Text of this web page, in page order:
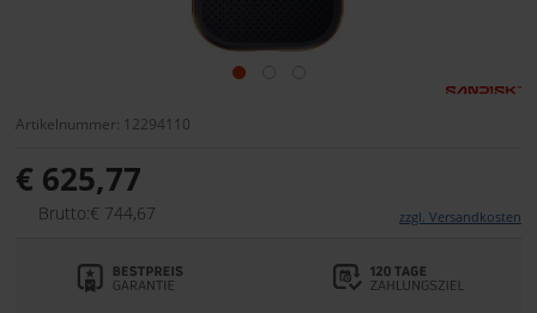
Artikelnummer: 12294110
€ 625,77
Brutto:€ 744,67 zzgl. Versandkosten